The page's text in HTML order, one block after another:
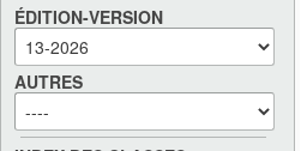
ÉDITION-VERSION
AUTRES